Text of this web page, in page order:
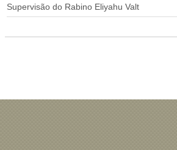
Supervisão do Rabino Eliyahu Valt